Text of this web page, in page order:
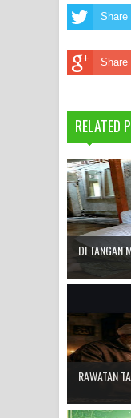
Share
Share
RELATED
DI TANGAN
RAWATAN